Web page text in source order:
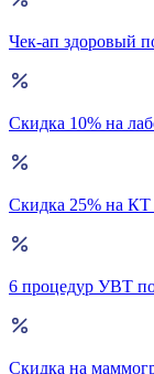
Чек-ап здоровый
Скидка 10% на
Скидка 25% на
6 процедур УВТ
Скидка на